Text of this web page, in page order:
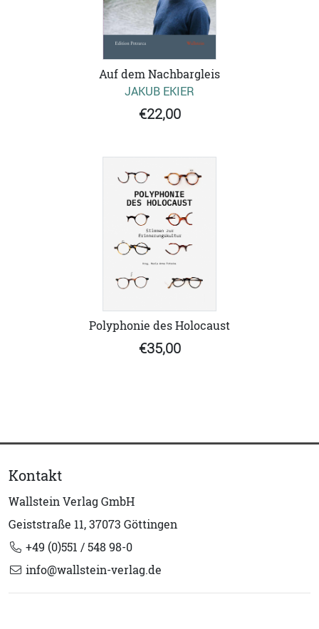
Auf dem Nachbargleis
JAKUB EKIER
€22,00
Polyphonie des Holocaust
€35,00
Kontakt
Wallstein Verlag GmbH
Geiststraße 11, 37073 Göttingen
+49 (0)551 / 548 98-0
info@wallstein-verlag.de